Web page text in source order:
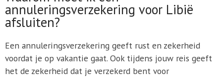
annuleringsverzekering voor Libië
afsluiten?
Een annuleringsverzekering geeft rust en zekerheid
voordat je op vakantie gaat. Ook tijdens jouw reis geeft
het de zekerheid dat je verzekerd bent voor